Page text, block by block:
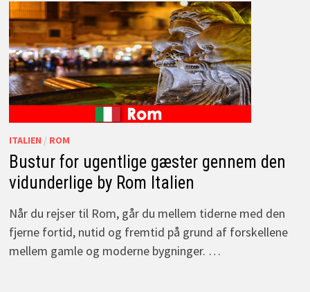
ITALIEN / ROM
Bustur for ugentlige gæster gennem den
vidunderlige by Rom Italien
Når du rejser til Rom, går du mellem tiderne med den
fjerne fortid, nutid og fremtid på grund af forskellene
mellem gamle og moderne bygninger. …